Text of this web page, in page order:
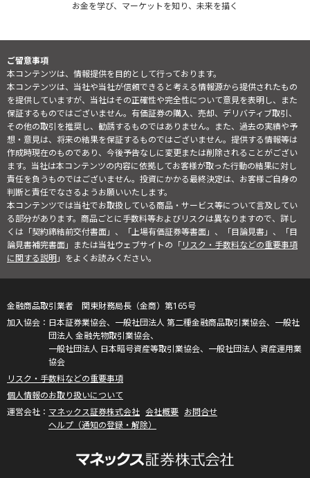
お金を学び、マーケットを知り、未来を描く
ご留意事項
本コンテンツは、情報提供を目的として行っております。
本コンテンツは、当社や当社が信頼できると考える情報源から提供されたもの
を提供していますが、当社はその正確性や完全性について意見を表明し、また
保証するものではございません。有価証券の購入、売却、デリバティブ取引、
その他の取引を推奨し、勧誘するものではありません。また、過去の実績や予
想・意見は、将来の結果を保証するものではございません。提供する情報等は
作成時現在のものであり、今後予告なしに変更または削除されることがござい
ます。当社は本コンテンツの内容に依拠してお客様が取った行動の結果に対し
責任を負うものではございません。投資にかかる最終決定は、お客様ご自身の
判断と責任でなさるようお願いいたします。
本コンテンツでは当社でお取扱している商品・サービス等について言及してい
る部分があります。商品ごとに手数料等およびリスクは異なりますので、詳し
くは「契約締結前交付書面」、「上場有価証券等書面」、「目論見書」、「目
論見書補完書面」または当社ウェブサイトの「リスク・手数料などの重要事項
に関する説明」をよくお読みください。
金融商品取引業者 関東財務局長（金商）第165号
日本証券業協会、一般社団法人 第二種金融商品取引業協会、一般社
団法人 金融先物取引業協会、
一般社団法人 日本暗号資産等取引業協会、一般社団法人 資産運用業
協会
リスク・手数料などの重要事項
個人情報のお取り扱いについて
マネックス証券株式会社 会社概要 お問合せ
ヘルプ（通知の登録・解除）